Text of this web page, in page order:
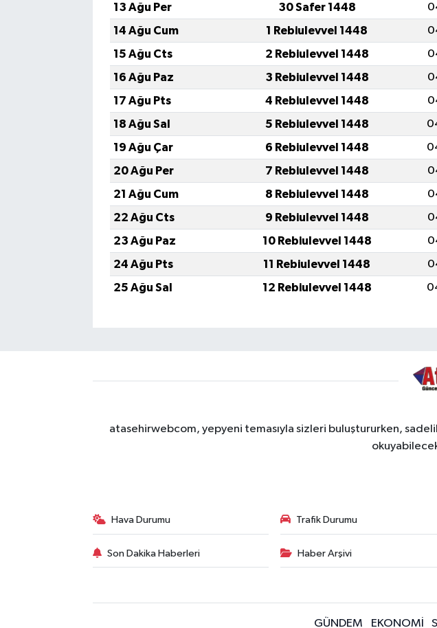
13 Ağu Per
30 Safer 1448
14 Ağu Cum
1 Rebiulevvel 1448
15 Ağu Cts
2 Rebiulevvel 1448
16 Ağu Paz
3 Rebiulevvel 1448
17 Ağu Pts
4 Rebiulevvel 1448
18 Ağu Sal
5 Rebiulevvel 1448
19 Ağu Çar
6 Rebiulevvel 1448
20 Ağu Per
7 Rebiulevvel 1448
21 Ağu Cum
8 Rebiulevvel 1448
22 Ağu Cts
9 Rebiulevvel 1448
23 Ağu Paz
10 Rebiulevvel 1448
24 Ağu Pts
11 Rebiulevvel 1448
25 Ağu Sal
12 Rebiulevvel 1448
atasehirwebcom, yepyeni temasıyla sizleri buluştururken,
Hava Durumu Trafik Durumu
Son Dakika Haberleri Haber Arşivi
GÜNDEM EKONOMİ